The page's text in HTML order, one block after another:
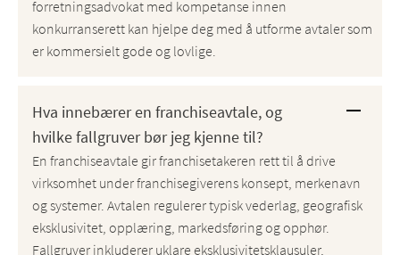
forretningsadvokat med kompetanse innen
konkurranserett kan hjelpe deg med å utforme avtaler som
er kommersielt gode og lovlige.
Hva innebærer en franchiseavtale, og
hvilke fallgruver bør jeg kjenne til?
En franchiseavtale gir franchisetakeren rett til å drive
virksomhet under franchisegiverens konsept, merkenavn
og systemer. Avtalen regulerer typisk vederlag, geografisk
eksklusivitet, opplæring, markedsføring og opphør.
Fallgruver inkluderer uklare eksklusivitetsklausuler,